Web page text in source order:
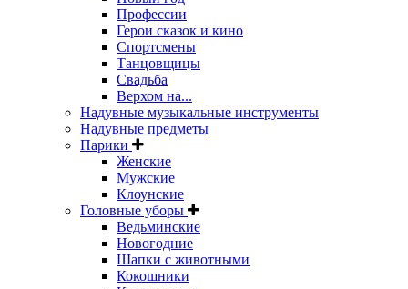
Профессии
Герои сказок и кино
Спортсмены
Танцовщицы
Свадьба
Верхом на...
Надувные музыкальные инструменты
Надувные предметы
Парики
Женские
Мужские
Клоунские
Головные уборы
Ведьминские
Новогодние
Шапки с животными
Кокошники